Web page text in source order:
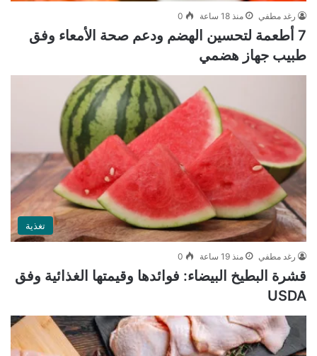
رغد مطفي منذ 18 ساعة 0
7 أطعمة لتحسين الهضم ودعم صحة الأمعاء وفق
طبيب جهاز هضمي
تغذية
رغد مطفي منذ 19 ساعة 0
قشرة البطيخ البيضاء: فوائدها وقيمتها الغذائية وفق
USDA